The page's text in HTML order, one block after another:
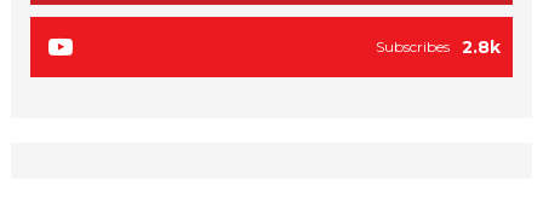
2.8k
Subscribes